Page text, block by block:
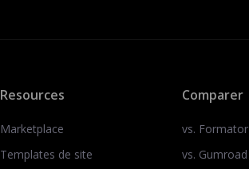
Resources
Marketplace
Templates de site
Comparer
vs. Formator
vs. Gumroad